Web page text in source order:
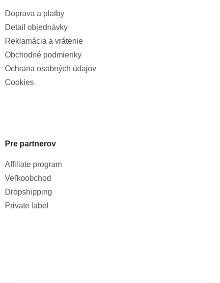
Doprava a platby
Detail objednávky
Reklamácia a vrátenie
Obchodné podmienky
Ochrana osobných údajov
Cookies
Pre partnerov
Affiliate program
Veľkoobchod
Dropshipping
Private label